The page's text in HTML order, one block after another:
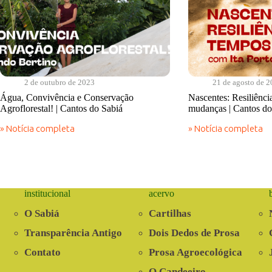
2 de outubro de 2023
Água, Convivência e Conservação
Agroflorestal! | Cantos do Sabiá
» Notícia completa
Água,
Cantos
Sabiá
21 de agosto de
Nascentes:
mudanças | Cantos
» Notícia completa
Nascentes:
do
institucional
O Sabiá
Transparência Antigo
Contato
acervo
Cartilhas
Dois Dedos de Prosa
Prosa Agroecológica